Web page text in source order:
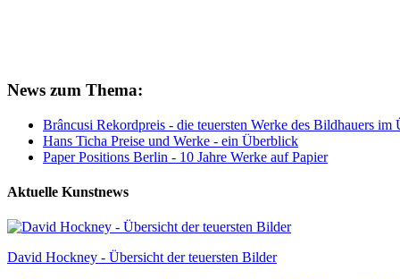
News zum Thema:
Brâncusi Rekordpreis - die teuersten Werke des Bildhauers im
Hans Ticha Preise und Werke - ein Überblick
Paper Positions Berlin - 10 Jahre Werke auf Papier
Aktuelle Kunstnews
David Hockney - Übersicht der teuersten Bilder